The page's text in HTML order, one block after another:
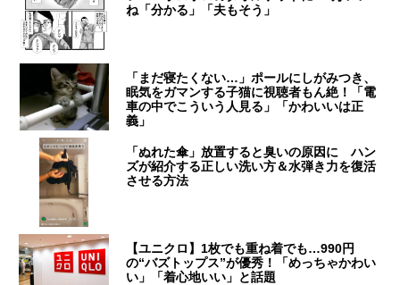
ね「分かる」「夫もそう」
「まだ寝たくない…」ポールにしがみつき、
眠気をガマンする子猫に視聴者もん絶！「電
車の中でこういう人見る」「かわいいは正
義」
「ぬれた傘」放置すると臭いの原因に ハン
ズが紹介する正しい洗い方＆水弾き力を復活
させる方法
【ユニクロ】1枚でも重ね着でも…990円
の“バズトップス”が優秀！「めっちゃかわい
い」「着心地いい」と話題